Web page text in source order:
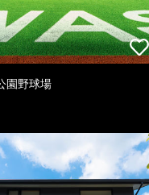
園野球場